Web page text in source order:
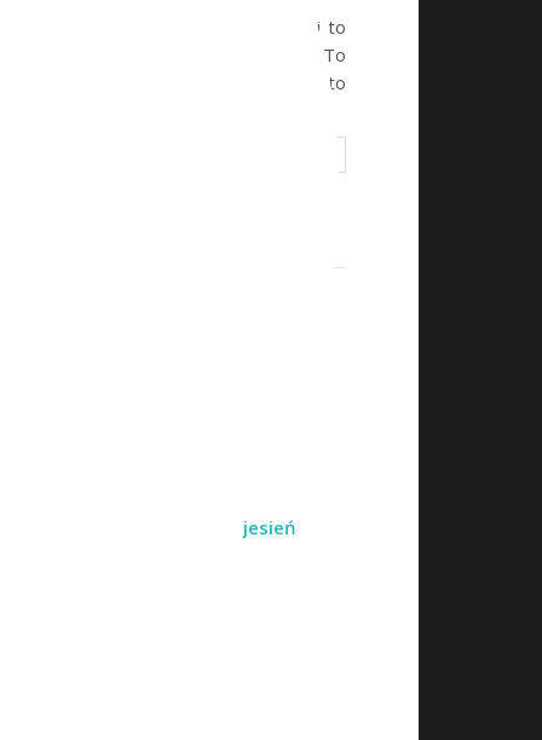
model z wiązanym paskiem w talii to
stylizacji codziennej i biznesowej. To
przez długie lata. Dlatego warto
trendy są modne w sezonie jesień